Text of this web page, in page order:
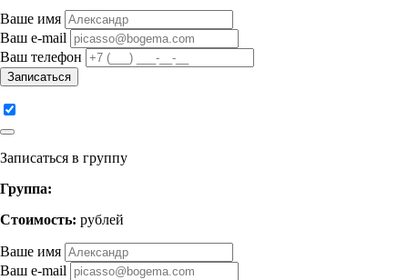
Ваше имя
Ваш e-mail
Ваш телефон
Записаться
Записаться в группу
Группа:
Стоимость: рублей
Ваше имя
Ваш e-mail